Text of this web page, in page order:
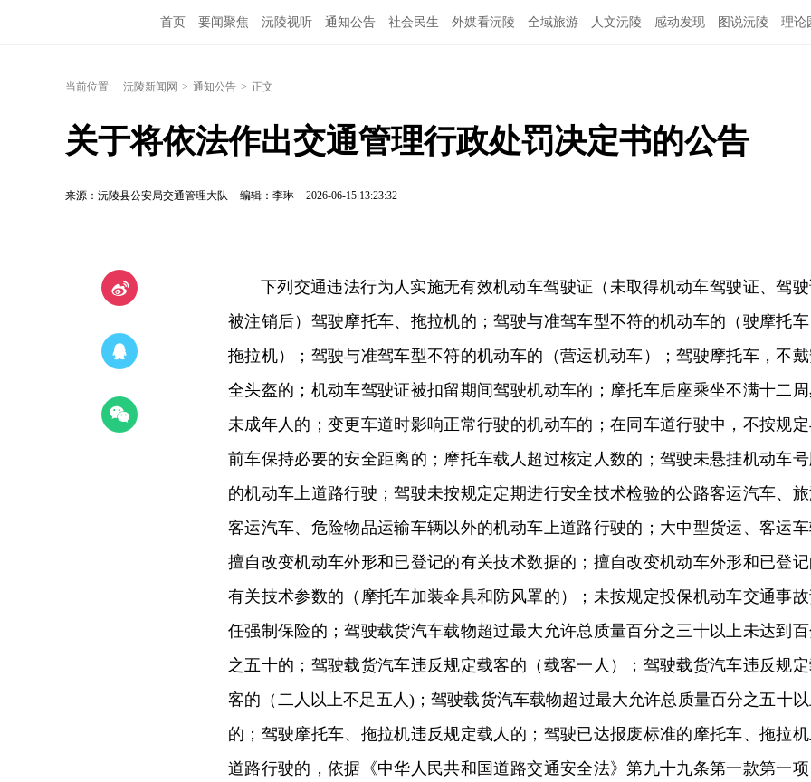
首页 要闻聚焦 沅陵视听 通知公告 社会民生 外媒看沅陵 全域旅游 人文沅陵 感动发现 图说沅陵 理论
当前位置: 沅陵新闻网 > 通知公告 > 正文
关于将依法作出交通管理行政处罚决定书的公告
来源：沅陵县公安局交通管理大队 编辑：李琳 2026-06-15 13:23:32
下列交通违法行为人实施无有效机动车驾驶证（未取得机动车驾驶证、驾
被注销后）驾驶摩托车、拖拉机的；驾驶与准驾车型不符的机动车的（驶摩托
拖拉机）；驾驶与准驾车型不符的机动车的（营运机动车）；驾驶摩托车，不
全头盔的；机动车驾驶证被扣留期间驾驶机动车的；摩托车后座乘坐不满十二
未成年人的；变更车道时影响正常行驶的机动车的；在同车道行驶中，不按规
前车保持必要的安全距离的；摩托车载人超过核定人数的；驾驶未悬挂机动车
的机动车上道路行驶；驾驶未按规定定期进行安全技术检验的公路客运汽车、
客运汽车、危险物品运输车辆以外的机动车上道路行驶的；大中型货运、客运
擅自改变机动车外形和已登记的有关技术数据的；擅自改变机动车外形和已登
有关技术参数的（摩托车加装伞具和防风罩的）；未按规定投保机动车交通事
任强制保险的；驾驶载货汽车载物超过最大允许总质量百分之三十以上未达到
之五十的；驾驶载货汽车违反规定载客的（载客一人）；驾驶载货汽车违反规
客的（二人以上不足五人)；驾驶载货汽车载物超过最大允许总质量百分之五十
的；驾驶摩托车、拖拉机违反规定载人的；驾驶已达报废标准的摩托车、拖拉
道路行驶的，依据《中华人民共和国道路交通安全法》第九十九条第一款第一